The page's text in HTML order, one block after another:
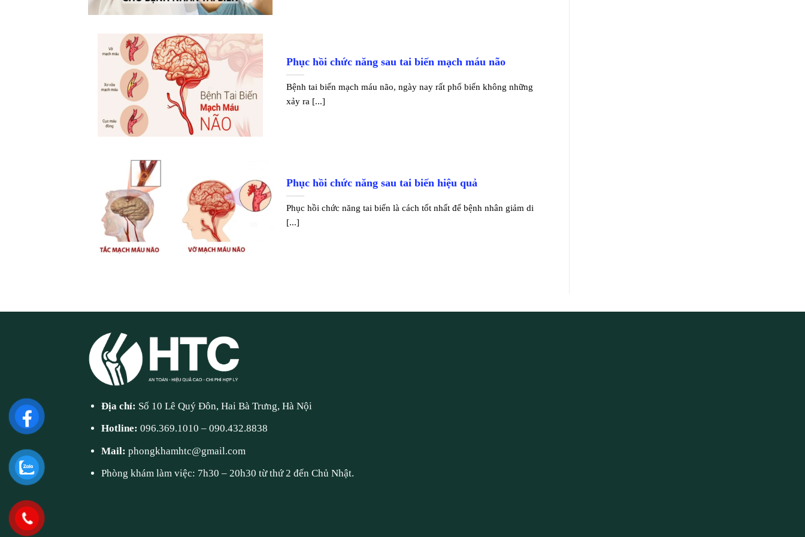
Phục hồi chức năng sau tai biến mạch máu não
Bệnh tai biến mạch máu não, ngày nay rất phổ biến không những
xảy ra [...]
Phục hồi chức năng sau tai biến hiệu quả
Phục hồi chức năng tai biến là cách tốt nhất để bệnh nhân giảm di
[...]
Địa chỉ: Số 10 Lê Quý Đôn, Hai Bà Trưng, Hà Nội
Hotline:096.369.1010 –090.432.8838
Mail:phongkhamhtc@gmail.com
Phòng khám làm việc: 7h30 – 20h30 từ thứ 2 đến Chủ Nhật.